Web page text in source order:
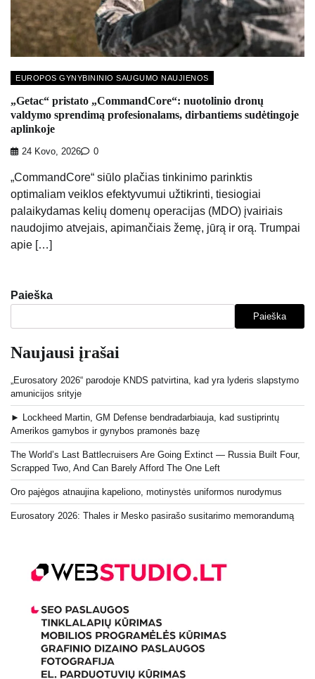
EUROPOS GYNYBININIO SAUGUMO NAUJIENOS
„Getac“ pristato „CommandCore“: nuotolinio dronų
valdymo sprendimą profesionalams, dirbantiems sudėtingoje
aplinkoje
24 Kovo, 2026 0
„CommandCore“ siūlo plačias tinkinimo parinktis
optimaliam veiklos efektyvumui užtikrinti, tiesiogiai
palaikydamas kelių domenų operacijas (MDO) įvairiais
naudojimo atvejais, apimančiais žemę, jūrą ir orą. Trumpai
apie […]
Paieška
Paieška
Naujausi įrašai
„Eurosatory 2026“ parodoje KNDS patvirtina, kad yra lyderis slapstymo
amunicijos srityje
► Lockheed Martin, GM Defense bendradarbiauja, kad sustiprintų
Amerikos gamybos ir gynybos pramonės bazę
The World’s Last Battlecruisers Are Going Extinct — Russia Built Four,
Scrapped Two, And Can Barely Afford The One Left
Oro pajėgos atnaujina kapeliono, motinystės uniformos nurodymus
Eurosatory 2026: Thales ir Mesko pasirašo susitarimo memorandumą